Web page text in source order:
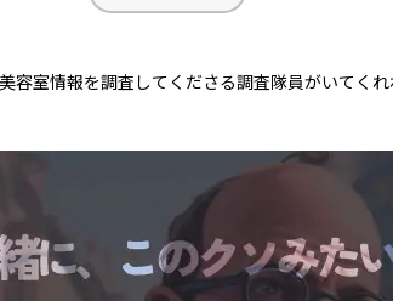
容室情報を調査してくださる調査隊員がいてく